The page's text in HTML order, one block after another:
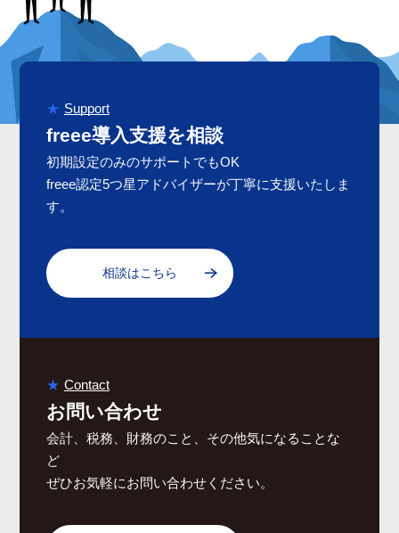
Support
freee導入支援を相談
初期設定のみのサポートでもOK
freee認定5つ星アドバイザーが丁寧に支援いたしま
す。
相談はこちら
Contact
お問い合わせ
会計、税務、財務のこと、その他気になることな
ど
ぜひお気軽にお問い合わせください。